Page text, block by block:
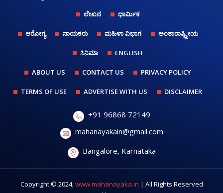
ಲೇಖನ ಧಾರ್ಮಿಕ
ಆರೋಗ್ಯ ನಾಯಕರು ಮಹಿಳಾ ವಿಭಾಗ ಅಂತಾರಾಷ್ಟ್ರೀಯ
ಸಿನಿಮಾ ENGLISH
ABOUT US CONTACT US PRIVACY POLICY
TERMS OF USE ADVERTISE WITH US DISCLAIMER
+91 96868 72149
mahanayakain@gmail.com
Bangalore, Karnataka
Copyright © 2024,www.mahanayaka.in | All Rights Reserved